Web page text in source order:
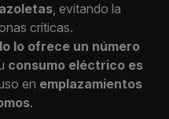
, evitando la
críticas.
lo ofrece un número
consumo eléctrico es
en emplazamientos
.